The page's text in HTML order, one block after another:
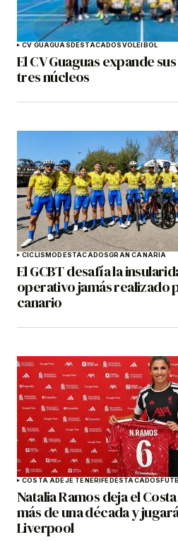
CV GUAGUASDESTACADOSVOLEIBOL
El CV Guaguas expande
tres núcleos
CICLISMODESTACADOSGRAN CANARIA
El GCBT desafía la
operativo jamás realizado
canario
COSTA ADEJE TENERIFEDESTACADOS
Natalia Ramos deja el
más de una década y
Liverpool